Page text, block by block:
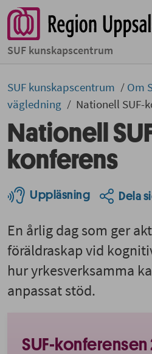
SUF kunskapscentrum
SUF kunskapscentrum Om
vägledning
Nationell SUF-
Nationell
konferens
Uppläsning Dela
En årlig dag som ger
föräldraskap vid
hur yrkesverksamma
anpassat stöd.
SUF-konferensen